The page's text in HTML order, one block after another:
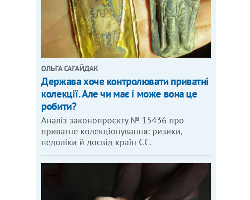
ОЛЬГА САГАЙДАК
Держава хоче контролювати приватні
колекції. Але чи має і може вона це
робити?
Аналіз законопроєкту № 15436 про
приватне колекціонування: ризики,
недоліки й досвід країн ЄС.